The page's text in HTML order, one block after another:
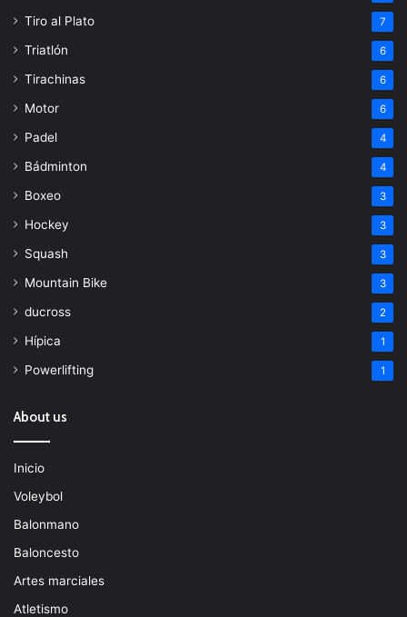
Tiro al Plato 7
Triatlón 6
Tirachinas 6
Motor 6
Padel 4
Bádminton 4
Boxeo 3
Hockey 3
Squash 3
Mountain Bike 3
ducross 2
Hípica 1
Powerlifting 1
About us
Inicio
Voleybol
Balonmano
Baloncesto
Artes marciales
Atletismo